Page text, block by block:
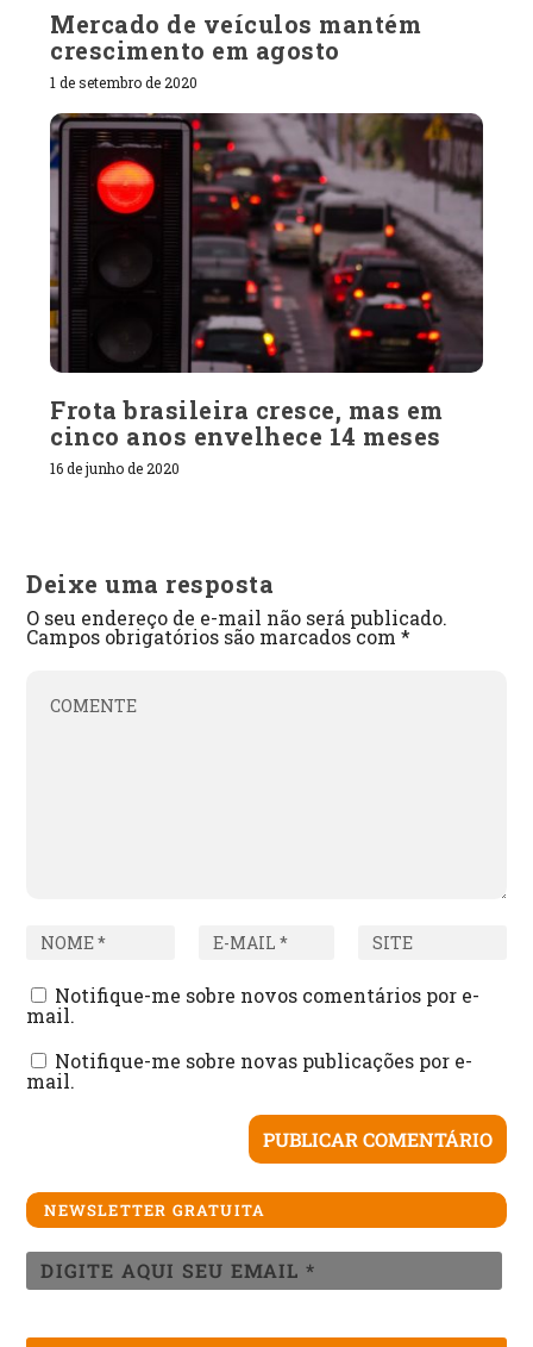
Mercado de veículos mantém
crescimento em agosto
1 de setembro de 2020
Frota brasileira cresce, mas em
cinco anos envelhece 14 meses
16 de junho de 2020
Deixe uma resposta
O seu endereço de e-mail não será publicado.
Campos obrigatórios são marcados com*
Notifique-me sobre novos comentários por e-
mail.
Notifique-me sobre novas publicações por e-
mail.
NEWSLETTER GRATUITA